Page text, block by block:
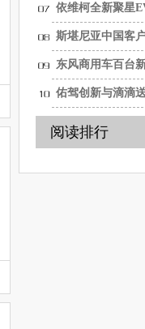
依维柯全新聚星
选...
斯堪尼亚中国客
东风商用车百台
佑驾创新与滴滴
阅读排行